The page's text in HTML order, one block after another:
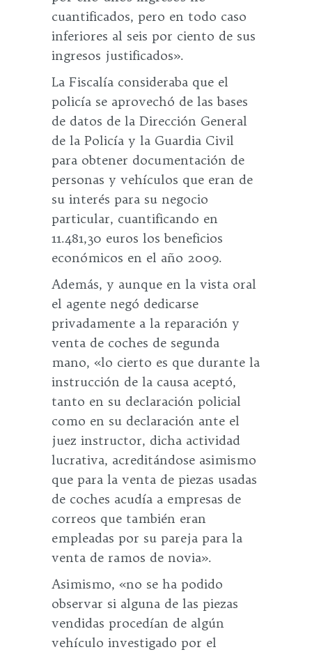
cuantificados, pero en todo caso
inferiores al seis por ciento de sus
ingresos justificados».
La Fiscalía consideraba que el
policía se aprovechó de las bases
de datos de la Dirección General
de la Policía y la Guardia Civil
para obtener documentación de
personas y vehículos que eran de
su interés para su negocio
particular, cuantificando en
11.481,30 euros los beneficios
económicos en el año 2009.
Además, y aunque en la vista oral
el agente negó dedicarse
privadamente a la reparación y
venta de coches de segunda
mano, «lo cierto es que durante la
instrucción de la causa aceptó,
tanto en su declaración policial
como en su declaración ante el
juez instructor, dicha actividad
lucrativa, acreditándose asimismo
que para la venta de piezas usadas
de coches acudía a empresas de
correos que también eran
empleadas por su pareja para la
venta de ramos de novia».
Asimismo, «no se ha podido
observar si alguna de las piezas
vendidas procedían de algún
vehículo investigado por el